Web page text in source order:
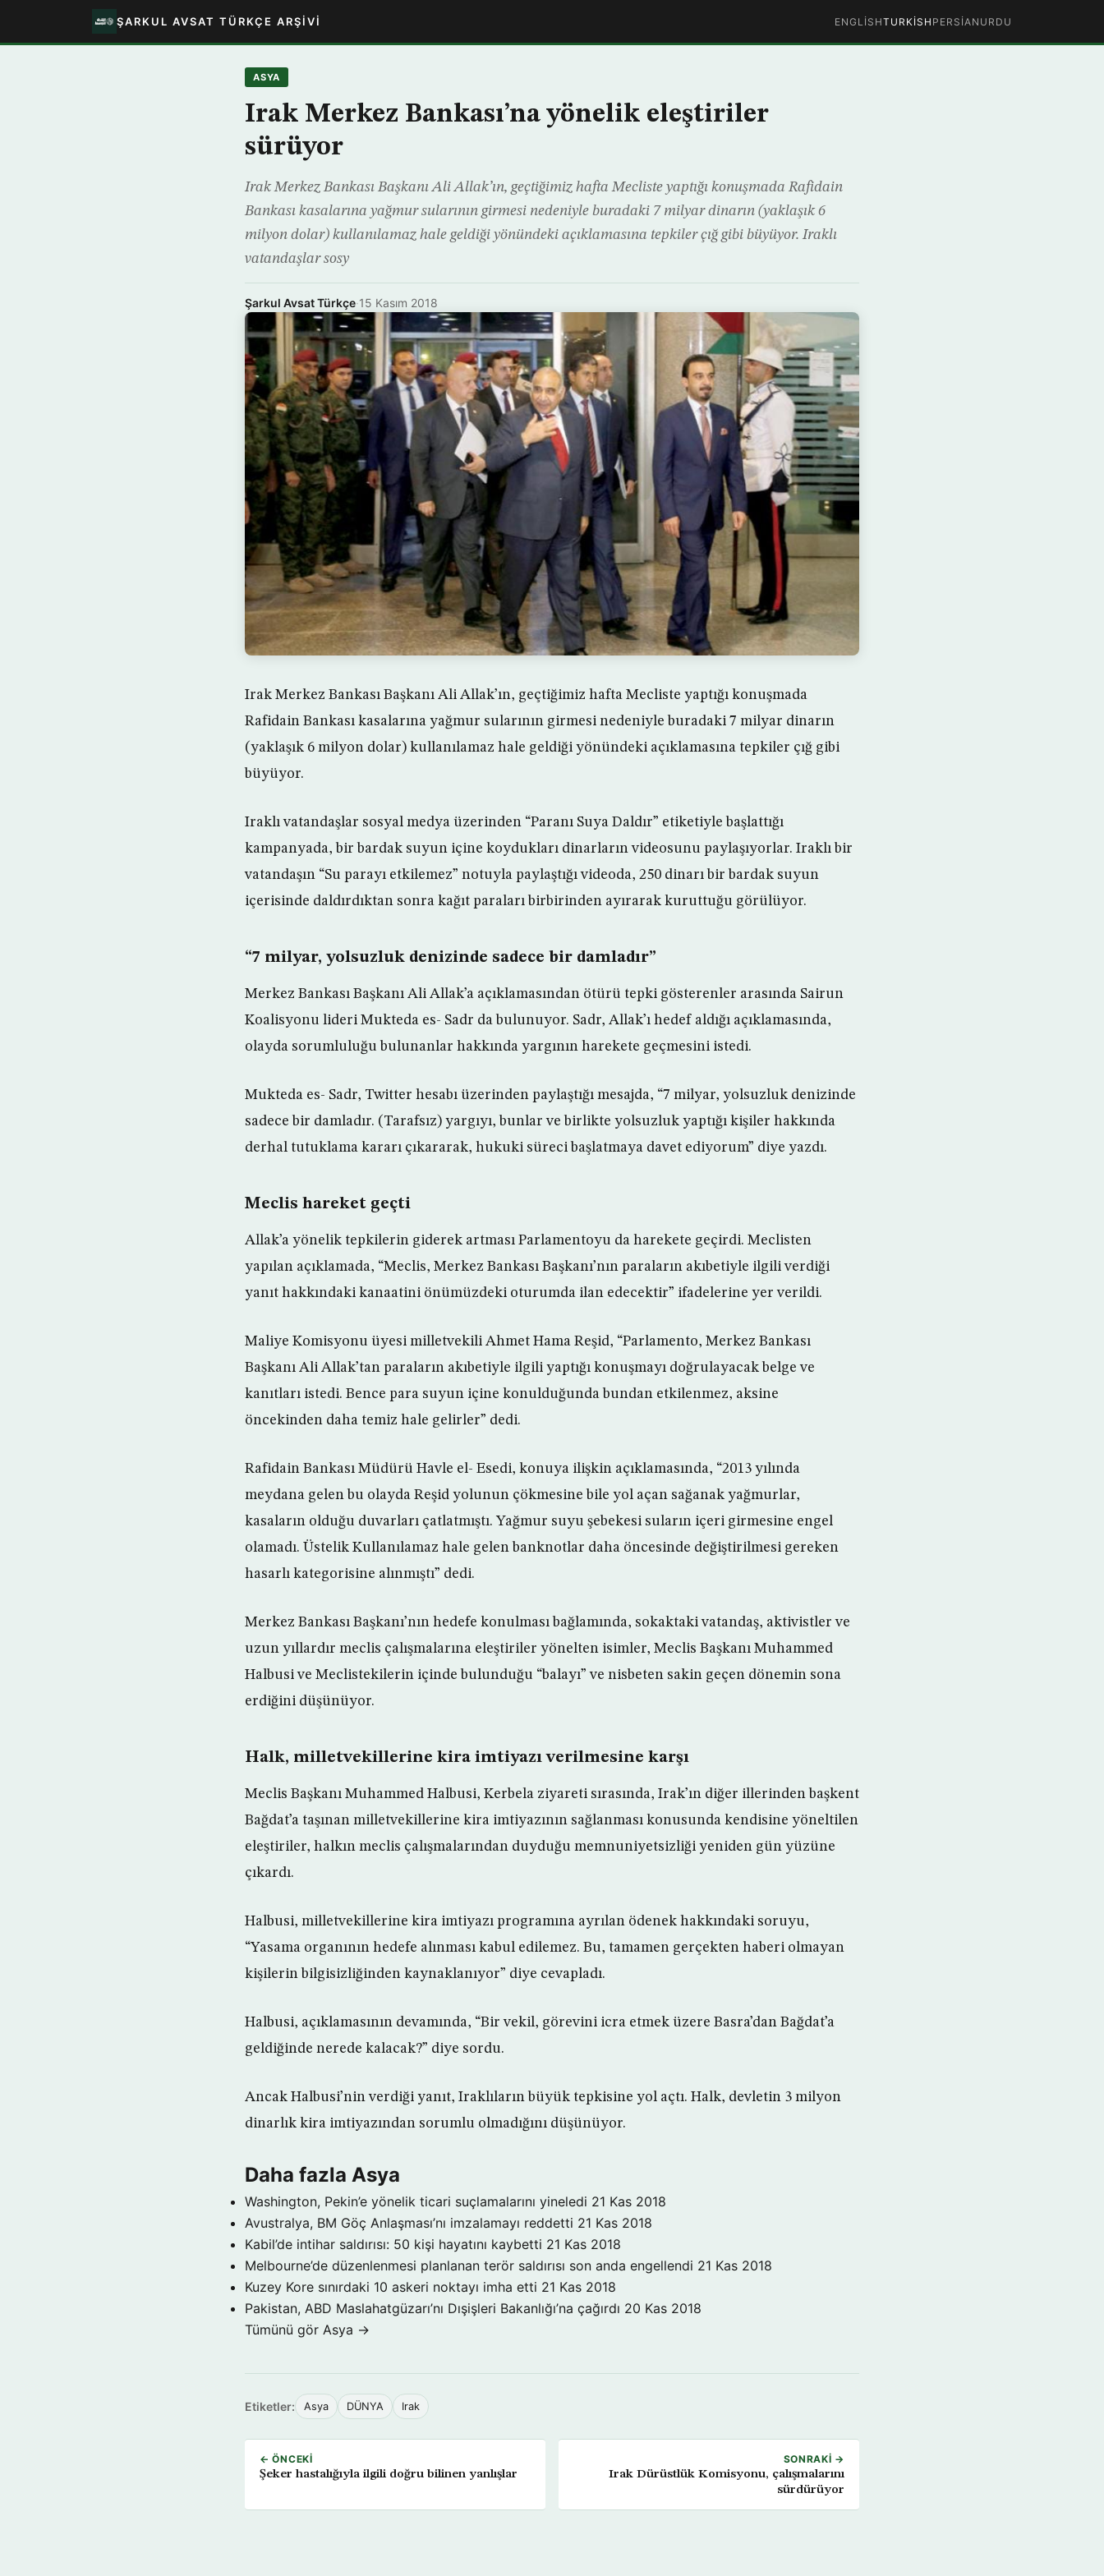
ŞARKUL AVSAT TÜRKÇE ARŞIVI ENGLISHTURKISH PERSIAN URDU
ASYA
Irak Merkez Bankası’na yönelik eleştiriler
sürüyor
Irak Merkez Bankası Başkanı Ali Allak’ın, geçtiğimiz hafta Mecliste yaptığı konuşmada Rafidain
Bankası kasalarına yağmur sularının girmesi nedeniyle buradaki 7 milyar dinarın (yaklaşık 6
milyon dolar) kullanılamaz hale geldiği yönündeki açıklamasına tepkiler çığ gibi büyüyor. Iraklı
vatandaşlar sosy
Şarkul Avsat Türkçe·15 Kasım 2018
Irak Merkez Bankası Başkanı Ali Allak’ın, geçtiğimiz hafta Mecliste yaptığı konuşmada
Rafidain Bankası kasalarına yağmur sularının girmesi nedeniyle buradaki 7 milyar dinarın
(yaklaşık 6 milyon dolar) kullanılamaz hale geldiği yönündeki açıklamasına tepkiler çığ gibi
büyüyor.
Iraklı vatandaşlar sosyal medya üzerinden “Paranı Suya Daldır” etiketiyle başlattığı
kampanyada, bir bardak suyun içine koydukları dinarların videosunu paylaşıyorlar. Iraklı bir
vatandaşın “Su parayı etkilemez” notuyla paylaştığı videoda, 250 dinarı bir bardak suyun
içerisinde daldırdıktan sonra kağıt paraları birbirinden ayırarak kuruttuğu görülüyor.
“7 milyar, yolsuzluk denizinde sadece bir damladır”
Merkez Bankası Başkanı Ali Allak’a açıklamasından ötürü tepki gösterenler arasında Sairun
Koalisyonu lideri Mukteda es- Sadr da bulunuyor. Sadr, Allak’ı hedef aldığı açıklamasında,
olayda sorumluluğu bulunanlar hakkında yargının harekete geçmesini istedi.
Mukteda es- Sadr, Twitter hesabı üzerinden paylaştığı mesajda, “7 milyar, yolsuzluk denizinde
sadece bir damladır. (Tarafsız) yargıyı, bunlar ve birlikte yolsuzluk yaptığı kişiler hakkında
derhal tutuklama kararı çıkararak, hukuki süreci başlatmaya davet ediyorum” diye yazdı.
Meclis hareket geçti
Allak’a yönelik tepkilerin giderek artması Parlamentoyu da harekete geçirdi. Meclisten
yapılan açıklamada, “Meclis, Merkez Bankası Başkanı’nın paraların akıbetiyle ilgili verdiği
yanıt hakkındaki kanaatini önümüzdeki oturumda ilan edecektir” ifadelerine yer verildi.
Maliye Komisyonu üyesi milletvekili Ahmet Hama Reşid, “Parlamento, Merkez Bankası
Başkanı Ali Allak’tan paraların akıbetiyle ilgili yaptığı konuşmayı doğrulayacak belge ve
kanıtları istedi. Bence para suyun içine konulduğunda bundan etkilenmez, aksine
öncekinden daha temiz hale gelirler” dedi.
Rafidain Bankası Müdürü Havle el- Esedi, konuya ilişkin açıklamasında, “2013 yılında
meydana gelen bu olayda Reşid yolunun çökmesine bile yol açan sağanak yağmurlar,
kasaların olduğu duvarları çatlatmıştı. Yağmur suyu şebekesi suların içeri girmesine engel
olamadı. Üstelik Kullanılamaz hale gelen banknotlar daha öncesinde değiştirilmesi gereken
hasarlı kategorisine alınmıştı” dedi.
Merkez Bankası Başkanı’nın hedefe konulması bağlamında, sokaktaki vatandaş, aktivistler ve
uzun yıllardır meclis çalışmalarına eleştiriler yönelten isimler, Meclis Başkanı Muhammed
Halbusi ve Meclistekilerin içinde bulunduğu “balayı” ve nisbeten sakin geçen dönemin sona
erdiğini düşünüyor.
Halk, milletvekillerine kira imtiyazı verilmesine karşı
Meclis Başkanı Muhammed Halbusi, Kerbela ziyareti sırasında, Irak’ın diğer illerinden başkent
Bağdat’a taşınan milletvekillerine kira imtiyazının sağlanması konusunda kendisine yöneltilen
eleştiriler, halkın meclis çalışmalarından duyduğu memnuniyetsizliği yeniden gün yüzüne
çıkardı.
Halbusi, milletvekillerine kira imtiyazı programına ayrılan ödenek hakkındaki soruyu,
“Yasama organının hedefe alınması kabul edilemez. Bu, tamamen gerçekten haberi olmayan
kişilerin bilgisizliğinden kaynaklanıyor” diye cevapladı.
Halbusi, açıklamasının devamında, “Bir vekil, görevini icra etmek üzere Basra’dan Bağdat’a
geldiğinde nerede kalacak?” diye sordu.
Ancak Halbusi’nin verdiği yanıt, Iraklıların büyük tepkisine yol açtı. Halk, devletin 3 milyon
dinarlık kira imtiyazından sorumlu olmadığını düşünüyor.
Daha fazla Asya
Washington, Pekin’e yönelik ticari suçlamalarını yineledi 21 Kas 2018
Avustralya, BM Göç Anlaşması’nı imzalamayı reddetti 21 Kas 2018
Kabil’de intihar saldırısı: 50 kişi hayatını kaybetti 21 Kas 2018
Melbourne’de düzenlenmesi planlanan terör saldırısı son anda engellendi 21 Kas 2018
Kuzey Kore sınırdaki 10 askeri noktayı imha etti 21 Kas 2018
Pakistan, ABD Maslahatgüzarı’nı Dışişleri Bakanlığı’na çağırdı 20 Kas 2018
Tümünü gör Asya →
Etiketler: Asya DÜNYA Irak
← ÖNCEKI
Şeker hastalığıyla ilgili doğru bilinen yanlışlar
SONRAKI →
Irak Dürüstlük Komisyonu, çalışmalarını
sürdürüyor